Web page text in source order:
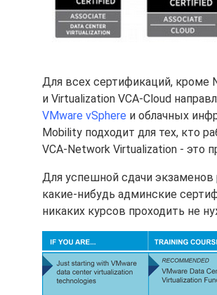
Для всех сертификаций, кроме
и Virtualization VCA-Cloud
VMware vSphere и облачных
Mobility подходит для тех, кто
VCA-Network Virtualization - это
Для успешной сдачи экзаменов
какие-нибудь админские
никаких курсов проходить не